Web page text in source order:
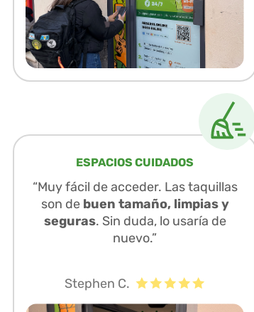
ESPACIOS CUIDADOS
“Muy fácil de acceder. Las taquillas
son de buen tamaño, limpias y
seguras. Sin duda, lo usaría de
nuevo.”
Stephen C.